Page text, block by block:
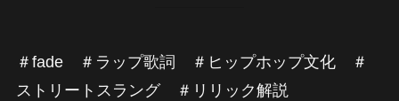
＃fade ＃ラップ歌詞 ＃ヒップホップ文化 ＃
ストリートスラング ＃リリック解説